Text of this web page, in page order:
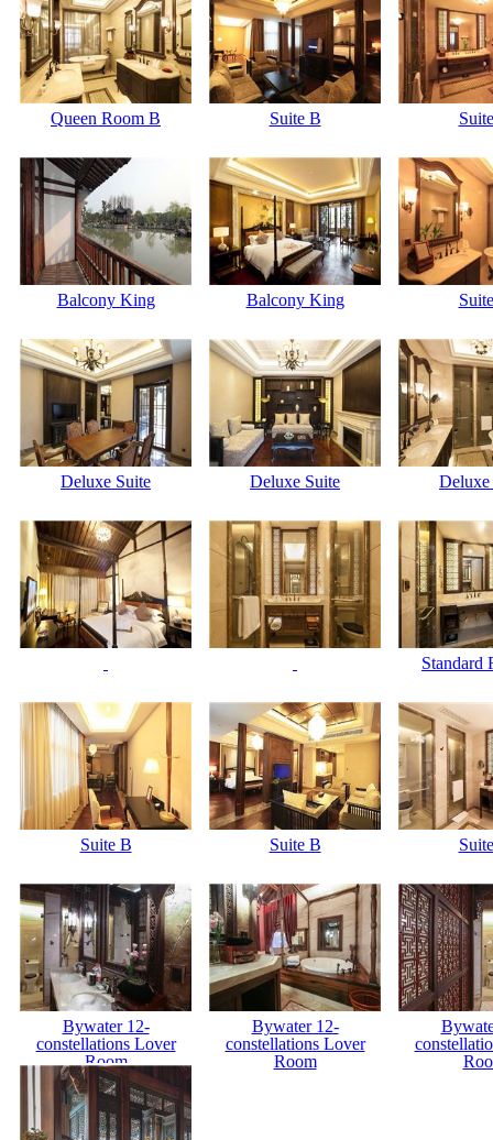
Queen Room B Suite B
Balcony King Balcony King
Deluxe Suite Deluxe Suite Deluxe
Standard
Suite B Suite B
Bywater 12-
constellations Lover
Room
Bywater 12-
constellations Lover
Room